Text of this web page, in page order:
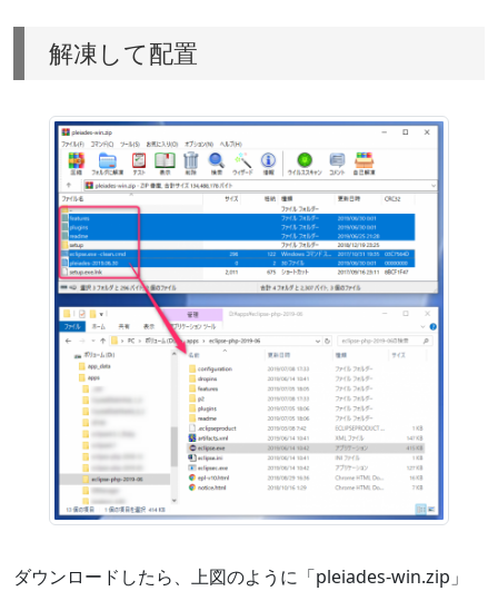
解凍して配置
ダウンロードしたら、上図のように「pleiades-win.zip」